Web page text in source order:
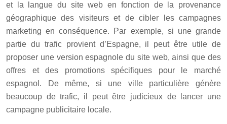
et la langue du site web en fonction de la provenance
géographique des visiteurs et de cibler les campagnes
marketing en conséquence. Par exemple, si une grande
partie du trafic provient d’Espagne, il peut être utile de
proposer une version espagnole du site web, ainsi que des
offres et des promotions spécifiques pour le marché
espagnol. De même, si une ville particulière génère
beaucoup de trafic, il peut être judicieux de lancer une
campagne publicitaire locale.